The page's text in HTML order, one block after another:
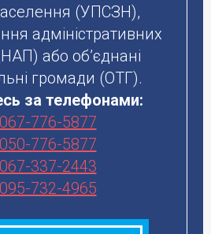
(УПСЗН),
адміністративних
або об’єднані
громади (ОТГ).
за телефонами:
776-5877
776-5877
337-2443
732-4965